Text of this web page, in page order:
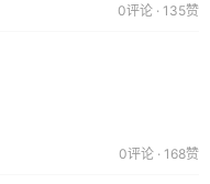
0评论 · 135赞
0评论 · 168赞